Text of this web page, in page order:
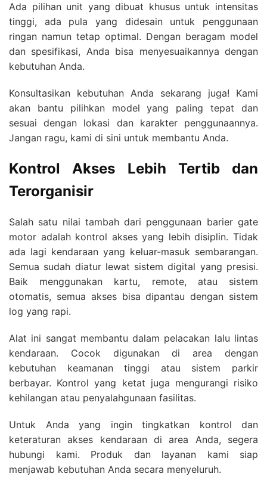
Ada pilihan unit yang dibuat khusus untuk intensitas
tinggi, ada pula yang didesain untuk penggunaan
ringan namun tetap optimal. Dengan beragam model
dan spesifikasi, Anda bisa menyesuaikannya dengan
kebutuhan Anda.
Konsultasikan kebutuhan Anda sekarang juga! Kami
akan bantu pilihkan model yang paling tepat dan
sesuai dengan lokasi dan karakter penggunaannya.
Jangan ragu, kami di sini untuk membantu Anda.
Kontrol Akses Lebih Tertib dan
Terorganisir
Salah satu nilai tambah dari penggunaan barier gate
motor adalah kontrol akses yang lebih disiplin. Tidak
ada lagi kendaraan yang keluar-masuk sembarangan.
Semua sudah diatur lewat sistem digital yang presisi.
Baik menggunakan kartu, remote, atau sistem
otomatis, semua akses bisa dipantau dengan sistem
log yang rapi.
Alat ini sangat membantu dalam pelacakan lalu lintas
kendaraan. Cocok digunakan di area dengan
kebutuhan keamanan tinggi atau sistem parkir
berbayar. Kontrol yang ketat juga mengurangi risiko
kehilangan atau penyalahgunaan fasilitas.
Untuk Anda yang ingin tingkatkan kontrol dan
keteraturan akses kendaraan di area Anda, segera
hubungi kami. Produk dan layanan kami siap
menjawab kebutuhan Anda secara menyeluruh.